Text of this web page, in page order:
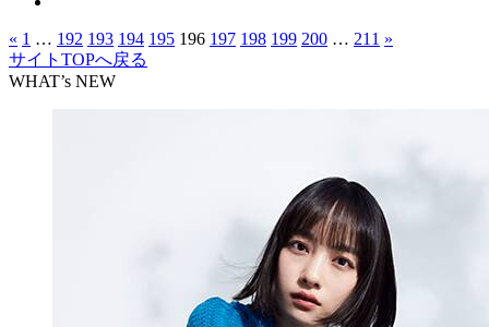
« 1 … 192 193 194 195 196 197 198 199 200 … 211 »
サイトTOPへ戻る
WHAT’s NEW